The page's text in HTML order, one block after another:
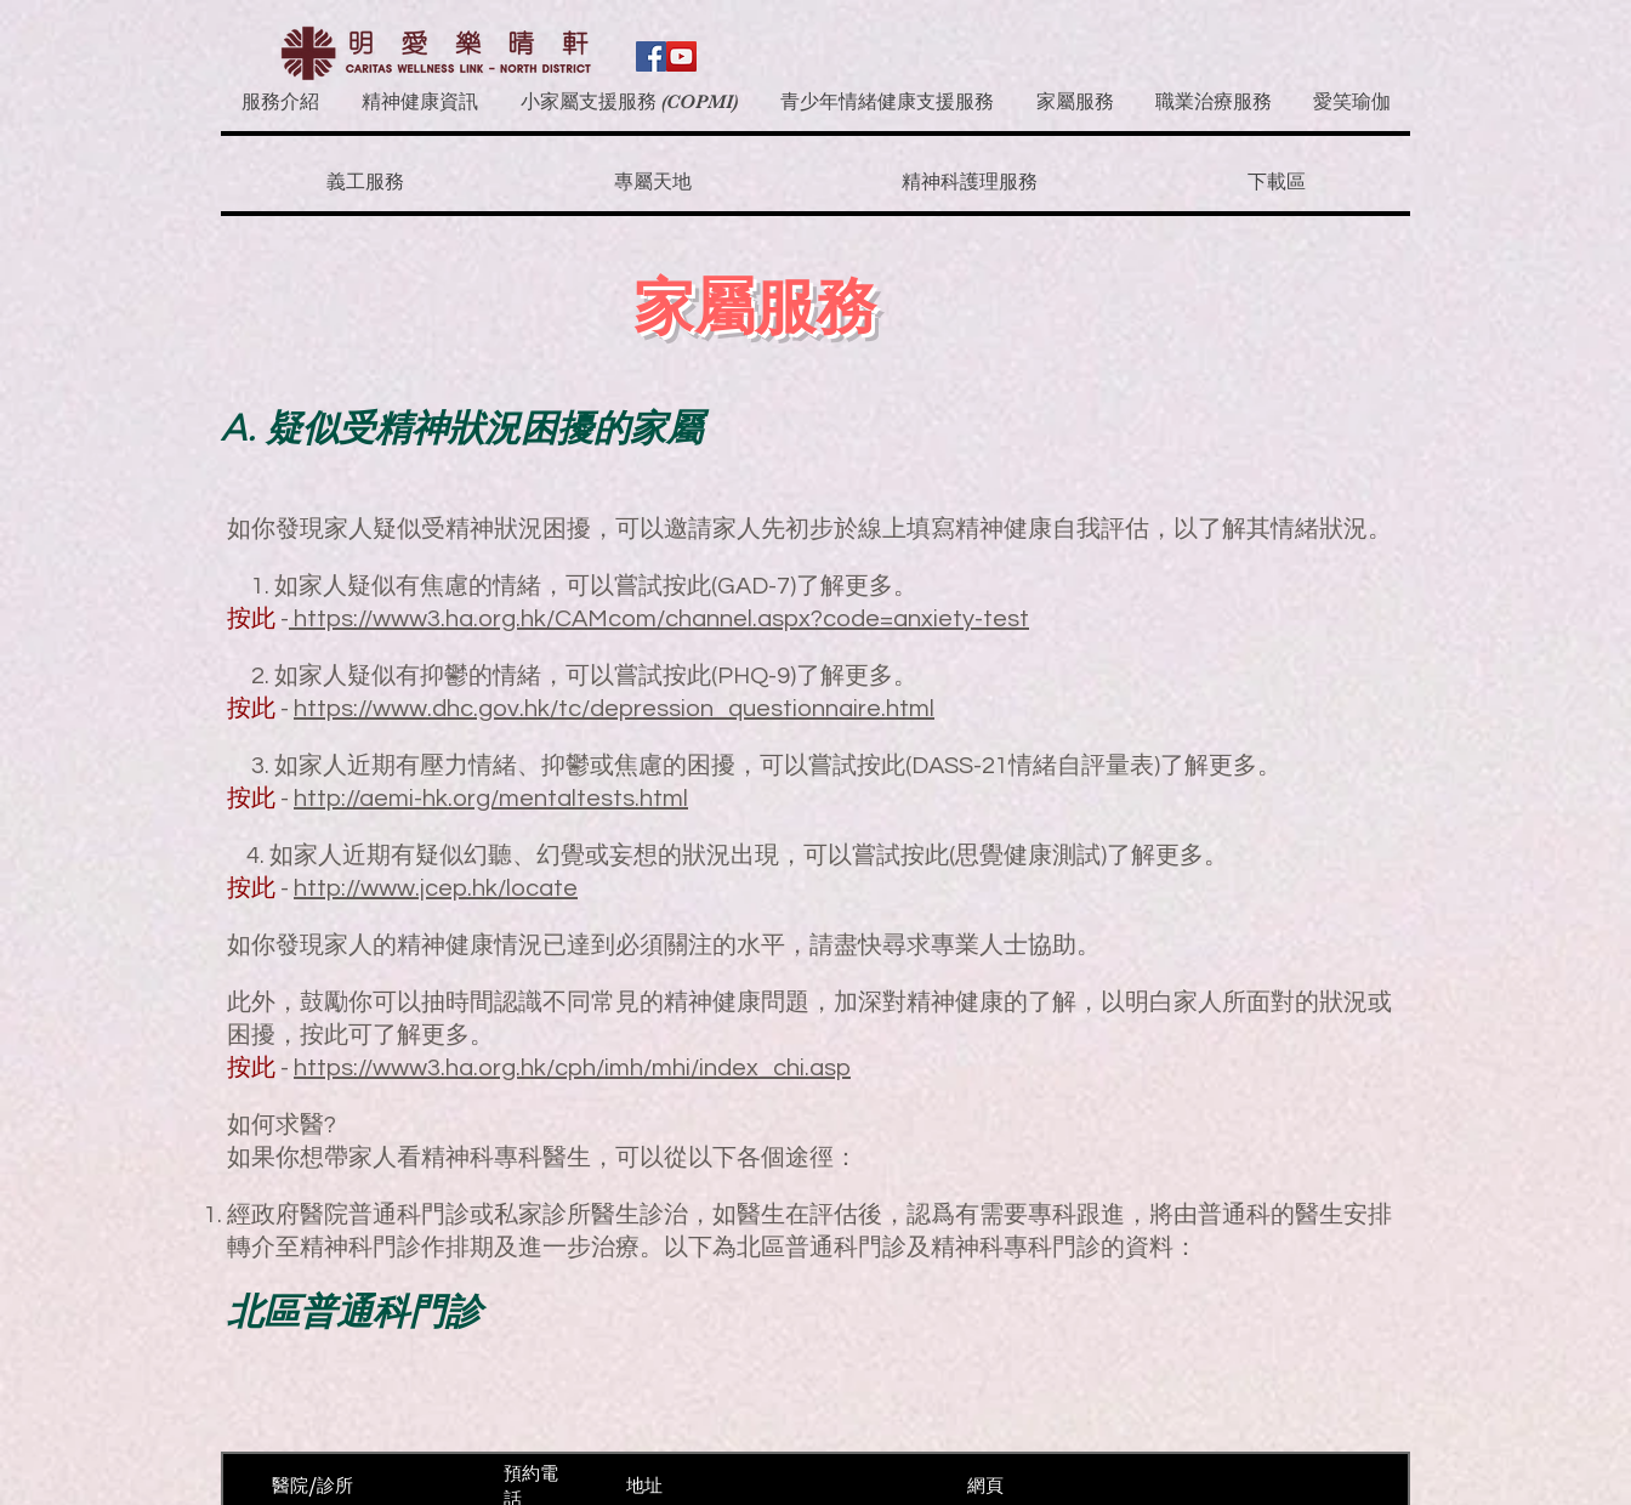
服務介紹 精神健康資訊 小家屬支援服務 (COPMI) 青少年情緒健康支援服務 家屬服務 職業治療服務 愛笑瑜伽
義工服務 專屬天地 精神科護理服務 下載區
家屬服務
A. 疑似受精神狀況困擾的家屬
如你發現家人疑似受精神狀況困擾，可以邀請家人先初步於線上填寫精神健康自我評估，以了解其情緒狀況。
1. 如家人疑似有焦慮的情緒，可以嘗試按此(GAD-7)了解更多。
按此 - https://www3.ha.org.hk/CAMcom/channel.aspx?code=anxiety-test
2. 如家人疑似有抑鬱的情緒，可以嘗試按此(PHQ-9)了解更多。
按此 - https://www.dhc.gov.hk/tc/depression_questionnaire.html
3. 如家人近期有壓力情緒、抑鬱或焦慮的困擾，可以嘗試按此(DASS-21情緒自評量表)了解更多。
按此 - http://aemi-hk.org/mentaltests.html
4. 如家人近期有疑似幻聽、幻覺或妄想的狀況出現，可以嘗試按此(思覺健康測試)了解更多。
按此 - http://www.jcep.hk/locate
如你發現家人的精神健康情況已達到必須關注的水平，請盡快尋求專業人士協助。
此外，鼓勵你可以抽時間認識不同常見的精神健康問題，加深對精神健康的了解，以明白家人所面對的狀況或
困擾，按此可了解更多。
按此 - https://www3.ha.org.hk/cph/imh/mhi/index_chi.asp
如何求醫?
如果你想帶家人看精神科專科醫生，可以從以下各個途徑：
經政府醫院普通科門診或私家診所醫生診治，如醫生在評估後，認爲有需要專科跟進，將由普通科的醫生安排
轉介至精神科門診作排期及進一步治療。以下為北區普通科門診及精神科專科門診的資料：
北區普通科門診
醫院/診所
預約電
話
地址 網頁